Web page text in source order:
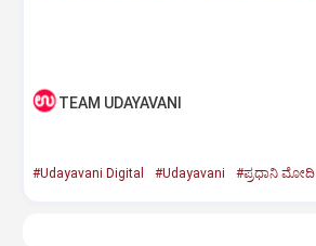
TEAM UDAYAVANI
#Udayavani Digital #Udayavani #ಪ್ರಧಾನಿ ಮೋದಿ